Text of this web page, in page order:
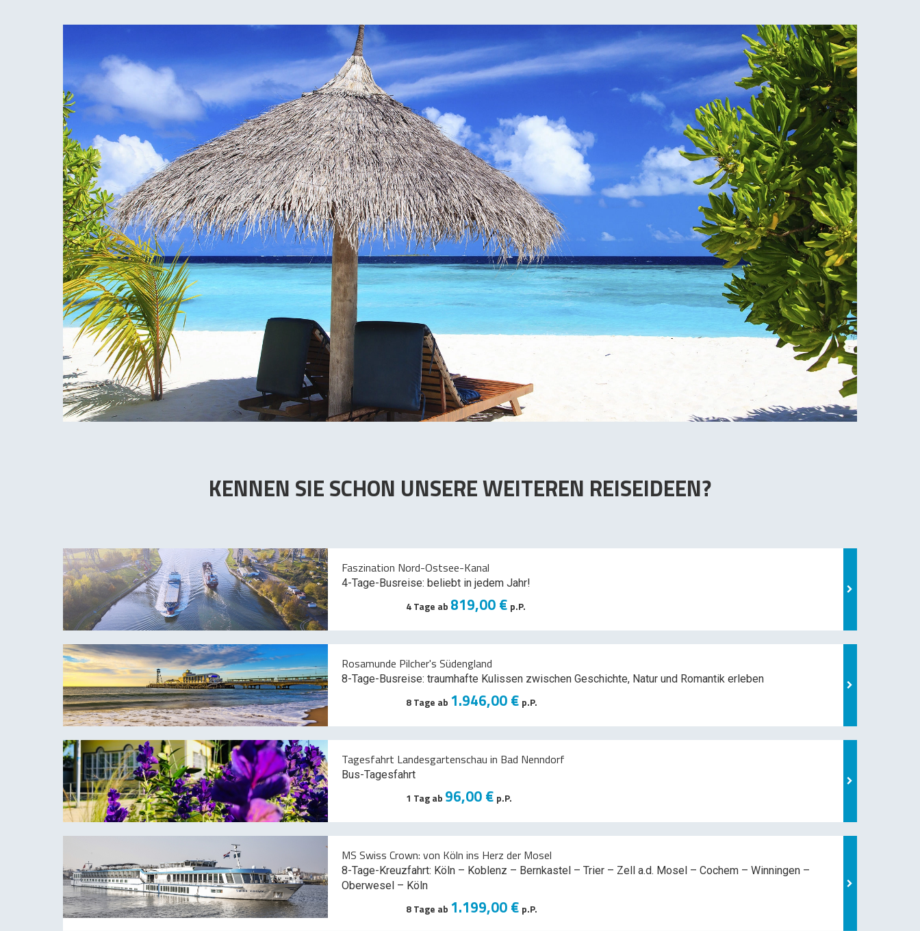
KENNEN SIE SCHON UNSERE WEITEREN REISEIDEEN?
Faszination Nord-Ostsee-Kanal
4-Tage-Busreise: beliebt in jedem Jahr!
4 Tage ab 819,00 € p.P.
Rosamunde Pilcher's Südengland
8-Tage-Busreise: traumhafte Kulissen zwischen Geschichte, Natur und Romantik erleben
8 Tage ab 1.946,00 € p.P.
Tagesfahrt Landesgartenschau in Bad Nenndorf
Bus-Tagesfahrt
1 Tag ab 96,00 € p.P.
MS Swiss Crown: von Köln ins Herz der Mosel
8-Tage-Kreuzfahrt: Köln – Koblenz – Bernkastel – Trier – Zell a.d. Mosel – Cochem – Winningen –
Oberwesel – Köln
8 Tage ab 1.199,00 € p.P.